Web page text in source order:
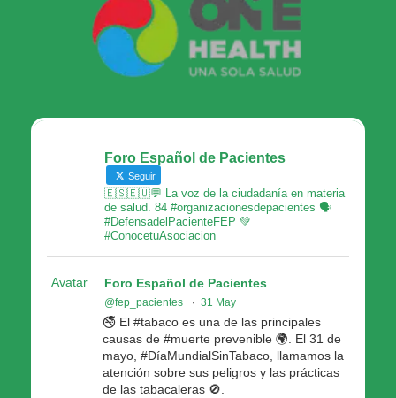
Foro Español de Pacientes
Seguir
🇪🇸🇪🇺💬 La voz de la ciudadanía en materia
de salud. 84 #organizacionesdepacientes 🗣
#DefensadelPacienteFEP 💚
#ConocetuAsociacion
Avatar Foro Español de Pacientes
@fep_pacientes · 31 May
🚭 El #tabaco es una de las principales
causas de #muerte prevenible 🌍. El 31 de
mayo, #DíaMundialSinTabaco, llamamos la
atención sobre sus peligros y las prácticas
de las tabacaleras 🚫.